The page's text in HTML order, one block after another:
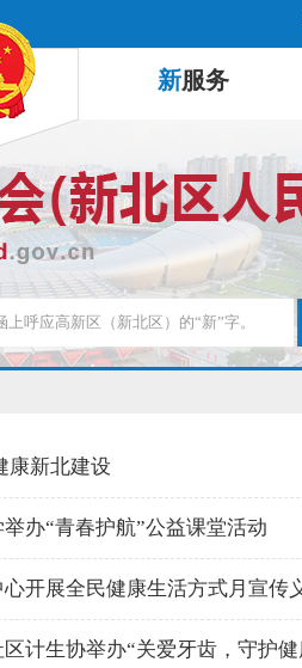
新服务
康新北建设
办“青春护航”公益课堂活动
开展全民健康生活方式月宣传
计生协举办“关爱牙齿，守护